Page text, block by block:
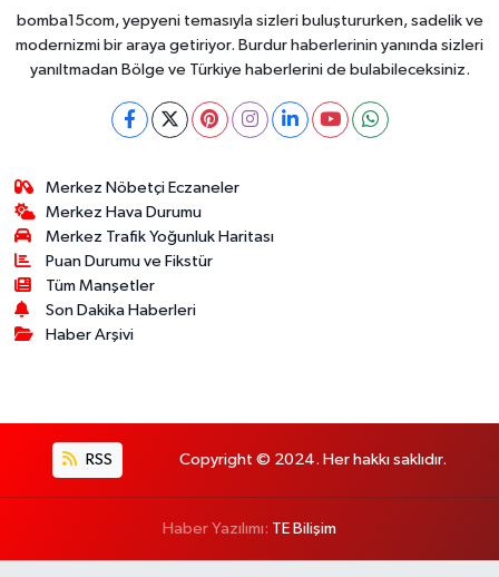
bomba15com, yepyeni temasıyla sizleri buluştururken, sadelik ve
modernizmi bir araya getiriyor. Burdur haberlerinin yanında sizleri
yanıltmadan Bölge ve Türkiye haberlerini de bulabileceksiniz.
Merkez Nöbetçi Eczaneler
Merkez Hava Durumu
Merkez Trafik Yoğunluk Haritası
Puan Durumu ve Fikstür
Tüm Manşetler
Son Dakika Haberleri
Haber Arşivi
RSS Copyright © 2024. Her hakkı saklıdır.
Haber Yazılımı: TE Bilişim